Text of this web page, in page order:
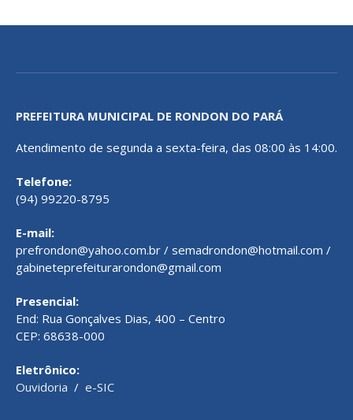
PREFEITURA MUNICIPAL DE RONDON DO PARÁ
Atendimento de segunda a sexta-feira, das 08:00 às 14:00.
Telefone:
(94) 99220-8795
E-mail:
prefrondon@yahoo.com.br / semadrondon@hotmail.com /
gabineteprefeiturarondon@gmail.com
Presencial:
End: Rua Gonçalves Dias, 400 – Centro
CEP: 68638-000
Eletrônico:
Ouvidoria / e-SIC